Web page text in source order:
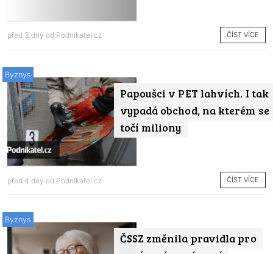
před 3 dny od Podnikatel.cz ČÍST VÍCE
Papoušci v PET lahvích. I tak
vypadá obchod, na kterém se
točí miliony
Byznys
před 4 dny od Podnikatel.cz ČÍST VÍCE
ČSSZ změnila pravidla pro
Byznys